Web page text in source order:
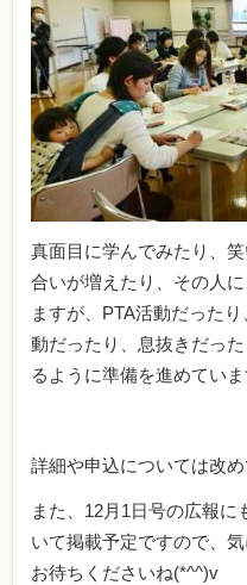
真面目に学んでみたり、
合いが増えたり、その人
ますが、PTA活動だった
動だったり、息抜きだっ
るように準備を進めていま
詳細や申込については改
また、12月1日号の広報
いて掲載予定ですので、
お待ちくださいね(*^^)v